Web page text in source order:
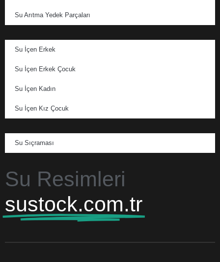
Su Arıtma Yedek Parçaları
Su İçen Erkek
Su İçen Erkek Çocuk
Su İçen Kadın
Su İçen Kız Çocuk
Su Sıçraması
Su Resimleri
sustock.com.tr